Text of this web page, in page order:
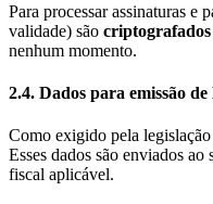
Para processar assinaturas e
validade) são
nenhum momento.
2.4. Dados para emissão
Como exigido pela
Esses dados são enviados
fiscal aplicável.